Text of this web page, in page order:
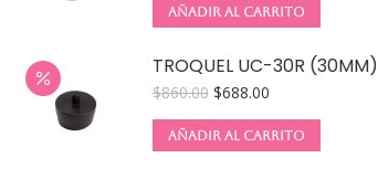
AÑADIR AL CARRITO
TROQUEL UC-30R (30MM)
$860.00 $688.00
AÑADIR AL CARRITO